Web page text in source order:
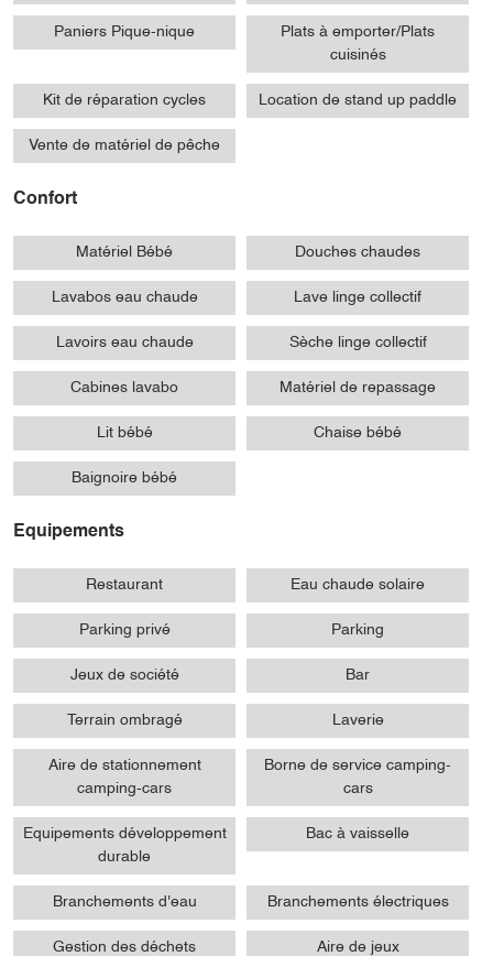
Paniers Pique-nique
Plats à emporter/Plats
cuisinés
Kit de réparation cycles Location de stand up paddle
Vente de matériel de pêche
Confort
Matériel Bébé Douches chaudes
Lavabos eau chaude Lave linge collectif
Lavoirs eau chaude Sèche linge collectif
Cabines lavabo Matériel de repassage
Lit bébé Chaise bébé
Baignoire bébé
Equipements
Restaurant Eau chaude solaire
Parking privé Parking
Jeux de société Bar
Terrain ombragé Laverie
Aire de stationnement
camping-cars
Borne de service camping-
cars
Equipements développement
durable
Bac à vaisselle
Branchements d'eau Branchements électriques
Gestion des déchets Aire de jeux